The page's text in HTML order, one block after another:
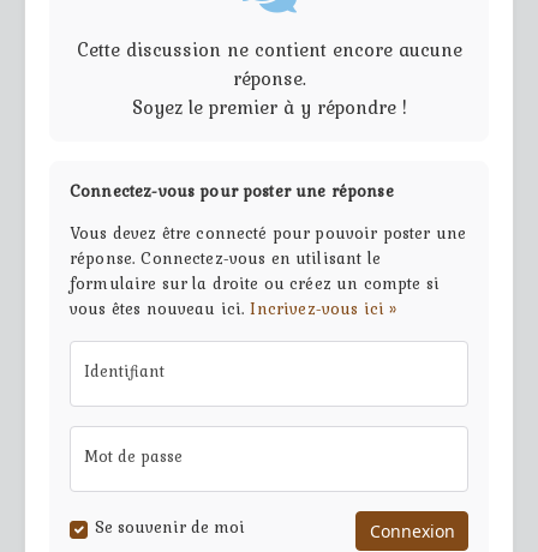
Cette discussion ne contient encore aucune
réponse.
Soyez le premier à y répondre !
Connectez-vous pour poster une réponse
Vous devez être connecté pour pouvoir poster une
réponse. Connectez-vous en utilisant le
formulaire sur la droite ou créez un compte si
vous êtes nouveau ici.Incrivez-vous ici »
Identifiant
Mot de passe
Se souvenir de moi